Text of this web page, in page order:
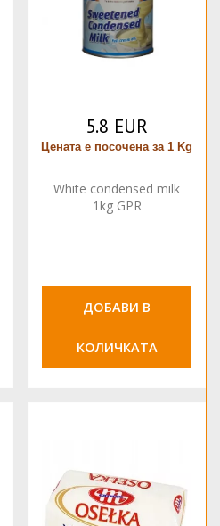
5.8 EUR
Цената е посочена за 1 Kg
White condensed milk
1kg GPR
ДОБАВИ В
КОЛИЧКАТА